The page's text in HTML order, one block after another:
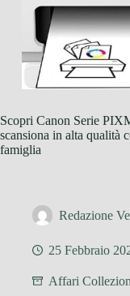
Scopri Canon Serie
scansiona in alta qualità
famiglia
Redazione
25 Febbraio
Affari